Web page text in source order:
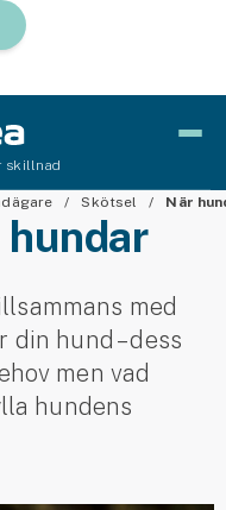
skillnad
Skötsel När
med
din hund – dess
men vad
hundens